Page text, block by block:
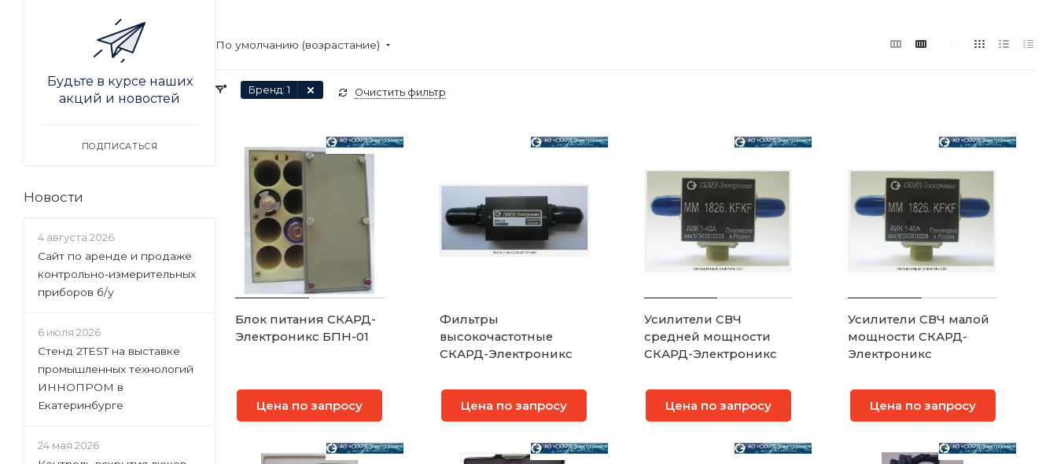
По умолчанию (возрастание)
Бренд: 1 Очистить фильтр
Блок питания СКАРД-
Электроникс БПН-01
Цена по запросу
Фильтры
высокочастотные
СКАРД-Электроникс
Цена по запросу
Усилители СВЧ
средней мощности
СКАРД-Электроникс
Цена по запросу
Усилители СВЧ малой
мощности СКАРД-
Электроникс
Цена по запросу
Будьте в курсе наших
акций и новостей
ПОДПИСАТЬСЯ
Новости
4 августа 2026
Сайт по аренде и продаже
контрольно-измерительных
приборов б/у
6 июля 2026
Стенд 2TEST на выставке
промышленных технологий
ИННОПРОМ в
Екатеринбурге
24 мая 2026